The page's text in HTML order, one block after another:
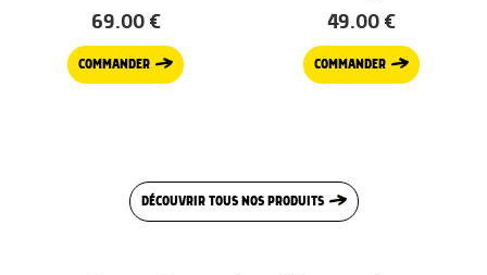
69.00€
COMMANDER
49.00€
COMMANDER
DÉCOUVRIR TOUS NOS PRODUITS